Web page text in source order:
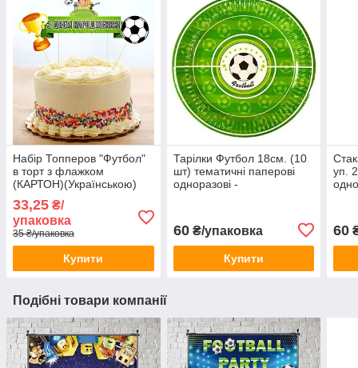
Набір Топперов "Футбол"
в торт з флажком
(КАРТОН)(Українською)
33,25 ₴/
упаковка
35 ₴/упаковка
Купити
Тарілки Футбол 18см. (10
шт) тематичні паперові
одноразові -
60₴/упаковка
Купити
уп.
60
Подібні товари компанії